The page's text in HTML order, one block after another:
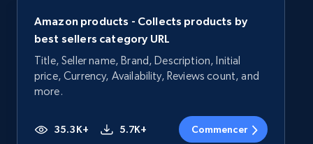
Amazon products - Collects products by
best sellers category URL
Title, Seller name, Brand, Description, Initial
price, Currency, Availability, Reviews count, and
more.
35.3K+ 5.7K+ Commencer